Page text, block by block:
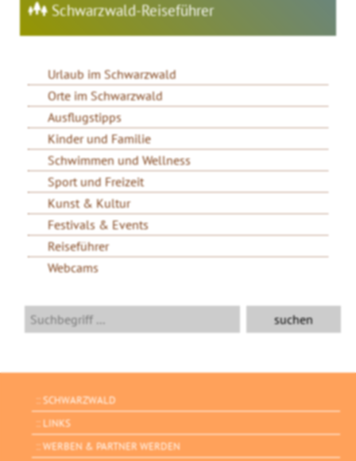
Schwarzwald-Reiseführer
Urlaub im Schwarzwald
Orte im Schwarzwald
Ausflugstipps
Kinder und Familie
Schwimmen und Wellness
Sport und Freizeit
Kunst & Kultur
Festivals & Events
Reiseführer
Webcams
SCHWARZWALD
LINKS
WERBEN & PARTNER WERDEN